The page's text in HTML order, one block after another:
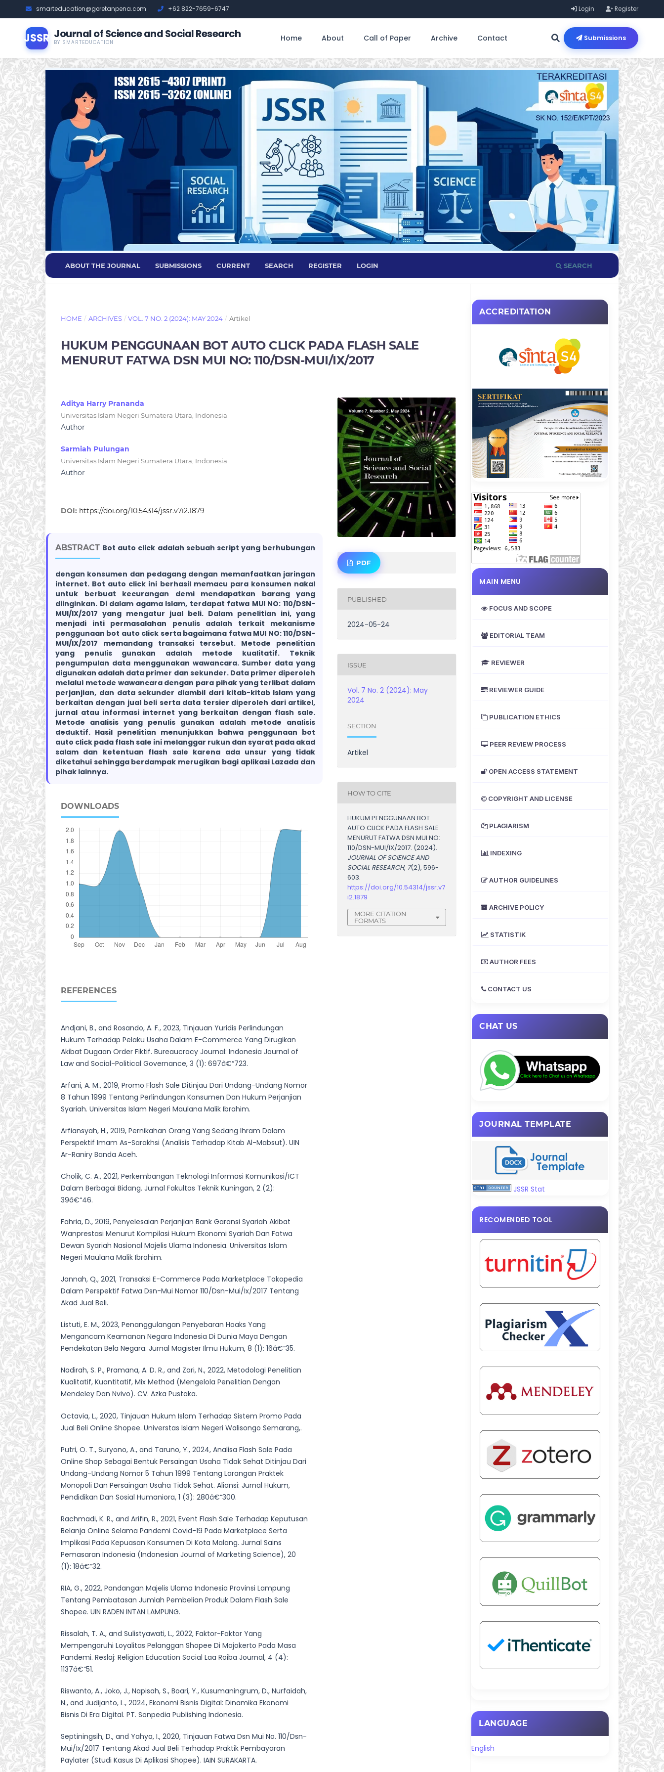
smarteducation@goretanpena.com +62 822-7659-6747 Login Register
JSSR Journal of Science and Social Research
BY SMARTEDUCATION Home About Call of Paper Archive Contact Submissions
ABOUT THE JOURNAL SUBMISSIONS CURRENT SEARCH REGISTER LOGIN SEARCH
HOME / ARCHIVES / VOL. 7 NO. 2 (2024): MAY 2024 / Artikel
HUKUM PENGGUNAAN BOT AUTO CLICK PADA FLASH SALE
MENURUT FATWA DSN MUI NO: 110/DSN-MUI/IX/2017
Aditya Harry Prananda
Universitas Islam Negeri Sumatera Utara, Indonesia
Author
Sarmiah Pulungan
Universitas Islam Negeri Sumatera Utara, Indonesia
Author
DOI: https://doi.org/10.54314/jssr.v7i2.1879
ABSTRACT Bot auto click adalah sebuah script yang berhubungan
dengan konsumen dan pedagang dengan memanfaatkan jaringan
internet. Bot auto click ini berhasil memacu para konsumen nakal
untuk berbuat kecurangan demi mendapatkan barang yang
diinginkan. Di dalam agama Islam, terdapat fatwa MUI NO: 110/DSN-
MUI/IX/2017 yang mengatur jual beli. Dalam penelitian ini, yang
menjadi inti permasalahan penulis adalah terkait mekanisme
penggunaan bot auto click serta bagaimana fatwa MUI NO: 110/DSN-
MUI/IX/2017 memandang transaksi tersebut. Metode penelitian
yang penulis gunakan adalah metode kualitatif. Teknik
pengumpulan data menggunakan wawancara. Sumber data yang
digunakan adalah data primer dan sekunder. Data primer diperoleh
melalui metode wawancara dengan para pihak yang terlibat dalam
perjanjian, dan data sekunder diambil dari kitab-kitab Islam yang
berkaitan dengan jual beli serta data tersier diperoleh dari artikel,
jurnal atau informasi internet yang berkaitan dengan flash sale.
Metode analisis yang penulis gunakan adalah metode analisis
deduktif. Hasil penelitian menunjukkan bahwa penggunaan bot
auto click pada flash sale ini melanggar rukun dan syarat pada akad
salam dan ketentuan flash sale karena ada unsur yang tidak
diketahui sehingga berdampak merugikan bagi aplikasi Lazada dan
pihak lainnya.
DOWNLOADS
REFERENCES
Andjani, B., and Rosando, A. F., 2023, Tinjauan Yuridis Perlindungan
Hukum Terhadap Pelaku Usaha Dalam E-Commerce Yang Dirugikan
Akibat Dugaan Order Fiktif. Bureaucracy Journal: Indonesia Journal of
Law and Social-Political Governance, 3 (1): 697â€“723.
Arfani, A. M., 2019, Promo Flash Sale Ditinjau Dari Undang-Undang Nomor
8 Tahun 1999 Tentang Perlindungan Konsumen Dan Hukum Perjanjian
Syariah. Universitas Islam Negeri Maulana Malik Ibrahim.
Arfiansyah, H., 2019, Pernikahan Orang Yang Sedang Ihram Dalam
Perspektif Imam As-Sarakhsi (Analisis Terhadap Kitab Al-Mabsut). UIN
Ar-Raniry Banda Aceh.
Cholik, C. A., 2021, Perkembangan Teknologi Informasi Komunikasi/ICT
Dalam Berbagai Bidang. Jurnal Fakultas Teknik Kuningan, 2 (2):
39â€“46.
Fahria, D., 2019, Penyelesaian Perjanjian Bank Garansi Syariah Akibat
Wanprestasi Menurut Kompilasi Hukum Ekonomi Syariah Dan Fatwa
Dewan Syariah Nasional Majelis Ulama Indonesia. Universitas Islam
Negeri Maulana Malik Ibrahim.
Jannah, Q., 2021, Transaksi E-Commerce Pada Marketplace Tokopedia
Dalam Perspektif Fatwa Dsn-Mui Nomor 110/Dsn-Mui/Ix/2017 Tentang
Akad Jual Beli.
Listuti, E. M., 2023, Penanggulangan Penyebaran Hoaks Yang
Mengancam Keamanan Negara Indonesia Di Dunia Maya Dengan
Pendekatan Bela Negara. Jurnal Magister Ilmu Hukum, 8 (1): 16â€“35.
Nadirah, S. P., Pramana, A. D. R., and Zari, N., 2022, Metodologi Penelitian
Kualitatif, Kuantitatif, Mix Method (Mengelola Penelitian Dengan
Mendeley Dan Nvivo). CV. Azka Pustaka.
Octavia, L., 2020, Tinjauan Hukum Islam Terhadap Sistem Promo Pada
Jual Beli Online Shopee. Universtas Islam Negeri Walisongo Semarang,.
Putri, O. T., Suryono, A., and Taruno, Y., 2024, Analisa Flash Sale Pada
Online Shop Sebagai Bentuk Persaingan Usaha Tidak Sehat Ditinjau Dari
Undang-Undang Nomor 5 Tahun 1999 Tentang Larangan Praktek
Monopoli Dan Persaingan Usaha Tidak Sehat. Aliansi: Jurnal Hukum,
Pendidikan Dan Sosial Humaniora, 1 (3): 280â€“300.
Rachmadi, K. R., and Arifin, R., 2021, Event Flash Sale Terhadap Keputusan
Belanja Online Selama Pandemi Covid-19 Pada Marketplace Serta
Implikasi Pada Kepuasan Konsumen Di Kota Malang. Jurnal Sains
Pemasaran Indonesia (Indonesian Journal of Marketing Science), 20
(1): 18â€“32.
RIA, G., 2022, Pandangan Majelis Ulama Indonesia Provinsi Lampung
Tentang Pembatasan Jumlah Pembelian Produk Dalam Flash Sale
Shopee. UIN RADEN INTAN LAMPUNG.
Rissalah, T. A., and Sulistyawati, L., 2022, Faktor-Faktor Yang
Mempengaruhi Loyalitas Pelanggan Shopee Di Mojokerto Pada Masa
Pandemi. Reslaj: Religion Education Social Laa Roiba Journal, 4 (4):
1137â€“51.
Riswanto, A., Joko, J., Napisah, S., Boari, Y., Kusumaningrum, D., Nurfaidah,
N., and Judijanto, L., 2024, Ekonomi Bisnis Digital: Dinamika Ekonomi
Bisnis Di Era Digital. PT. Sonpedia Publishing Indonesia.
Septiningsih, D., and Yahya, I., 2020, Tinjauan Fatwa Dsn Mui No. 110/Dsn-
Mui/Ix/2017 Tentang Akad Jual Beli Terhadap Praktik Pembayaran
Paylater (Studi Kasus Di Aplikasi Shopee). IAIN SURAKARTA.
PDF
PUBLISHED
2024-05-24
ISSUE
Vol. 7 No. 2 (2024): May
2024
SECTION
Artikel
HOW TO CITE
HUKUM PENGGUNAAN BOT
AUTO CLICK PADA FLASH SALE
MENURUT FATWA DSN MUI NO:
110/DSN-MUI/IX/2017. (2024).
JOURNAL OF SCIENCE AND
SOCIAL RESEARCH, 7(2), 596-
603.
https://doi.org/10.54314/jssr.v7
i2.1879
MORE CITATION
FORMATS
ACCREDITATION
MAIN MENU
FOCUS AND SCOPE
EDITORIAL TEAM
REVIEWER
REVIEWER GUIDE
PUBLICATION ETHICS
PEER REVIEW PROCESS
OPEN ACCESS STATEMENT
COPYRIGHT AND LICENSE
PLAGIARISM
INDEXING
AUTHOR GUIDELINES
ARCHIVE POLICY
STATISTIK
AUTHOR FEES
CONTACT US
CHAT US
JOURNAL TEMPLATE
JSSR Stat
RECOMENDED TOOL
LANGUAGE
English